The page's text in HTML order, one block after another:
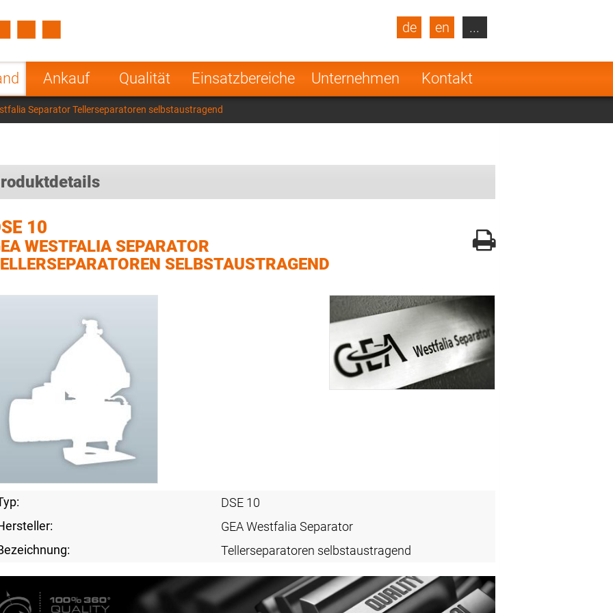
Ankauf Qualität Einsatzbereiche Unternehmen Kontakt
de en
Turkey
Poland Norway
Netherlands
India
...
Separator Tellerseparatoren selbstaustragend
10
WESTFALIA SEPARATOR
SELBSTAUSTRAGEND
DSE 10
GEA Westfalia Separator
Tellerseparatoren selbstaustragend